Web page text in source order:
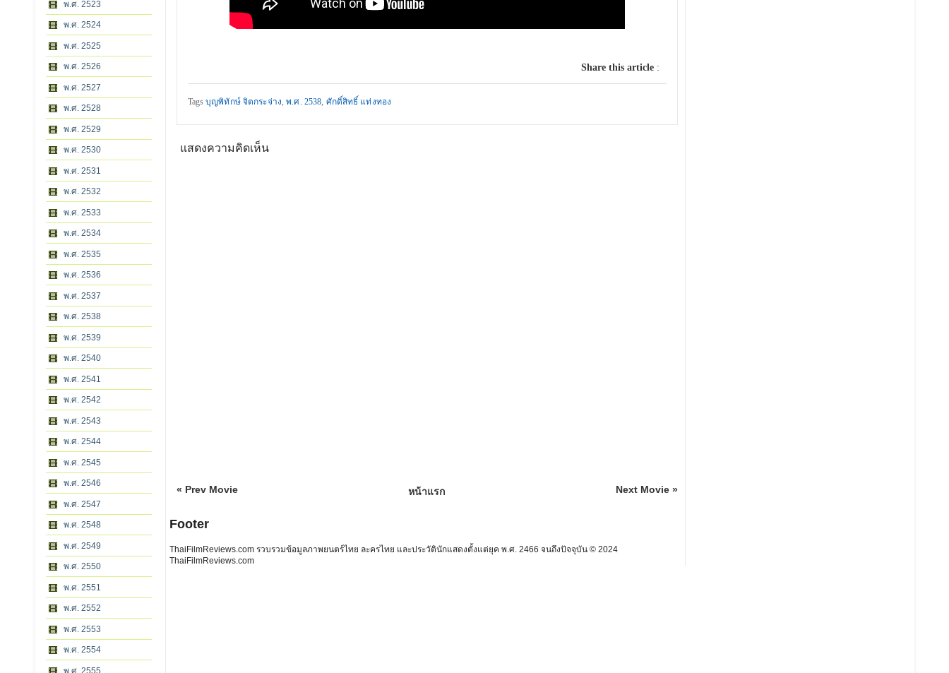
พ.ศ. 2523
พ.ศ. 2524
พ.ศ. 2525
พ.ศ. 2526
พ.ศ. 2527
พ.ศ. 2528
พ.ศ. 2529
พ.ศ. 2530
พ.ศ. 2531
พ.ศ. 2532
พ.ศ. 2533
พ.ศ. 2534
พ.ศ. 2535
พ.ศ. 2536
พ.ศ. 2537
พ.ศ. 2538
พ.ศ. 2539
พ.ศ. 2540
พ.ศ. 2541
พ.ศ. 2542
พ.ศ. 2543
พ.ศ. 2544
พ.ศ. 2545
พ.ศ. 2546
พ.ศ. 2547
พ.ศ. 2548
พ.ศ. 2549
พ.ศ. 2550
พ.ศ. 2551
พ.ศ. 2552
พ.ศ. 2553
พ.ศ. 2554
พ.ศ. 2555
Share this article:
Tagsบุญพิทักษ์ จิตกระจ่าง,พ.ศ. 2538, ศักดิ์สิทธิ์ แท่งทอง
แสดงความคิดเห็น
« Prev Movie Next Movie »
หน้าแรก
Footer
ThaiFilmReviews.com รวบรวมข้อมูลภาพยนตร์ไทย ละครไทย และประวัตินักแสดงตั้งแต่ยุค พ.ศ. 2466 จนถึงปัจจุบัน © 2024
ThaiFilmReviews.com